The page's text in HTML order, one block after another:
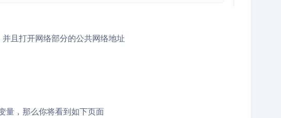
且打开网络部分的公共网络地址
量，那么你将看到如下页面